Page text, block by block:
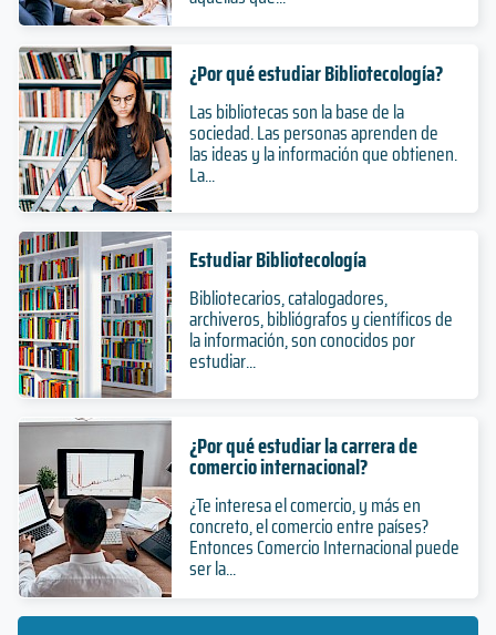
¿Por qué estudiar Bibliotecología?
Las bibliotecas son la base de la
sociedad. Las personas aprenden de
las ideas y la información que obtienen.
La...
Estudiar Bibliotecología
Bibliotecarios, catalogadores,
archiveros, bibliógrafos y científicos de
la información, son conocidos por
estudiar...
¿Por qué estudiar la carrera de
comercio internacional?
¿Te interesa el comercio, y más en
concreto, el comercio entre países?
Entonces Comercio Internacional puede
ser la...